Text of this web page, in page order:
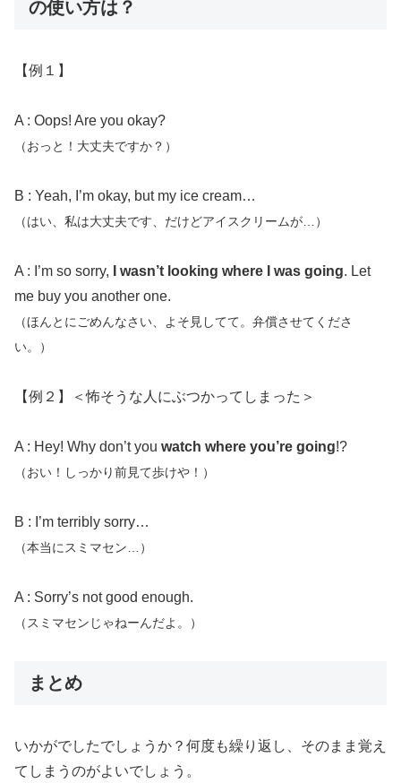
の使い方は？
【例１】
A : Oops! Are you okay?
（おっと！大丈夫ですか？）
B : Yeah, I’m okay, but my ice cream…
（はい、私は大丈夫です、だけどアイスクリームが…）
A : I’m so sorry, I wasn’t looking where I was going. Let
me buy you another one.
（ほんとにごめんなさい、よそ見してて。弁償させてくださ
い。）
【例２】＜怖そうな人にぶつかってしまった＞
A : Hey! Why don’t you watch where you’re going!?
（おい！しっかり前見て歩けや！）
B : I’m terribly sorry…
（本当にスミマセン…）
A : Sorry’s not good enough.
（スミマセンじゃねーんだよ。）
まとめ
いかがでしたでしょうか？何度も繰り返し、そのまま覚え
てしまうのがよいでしょう。